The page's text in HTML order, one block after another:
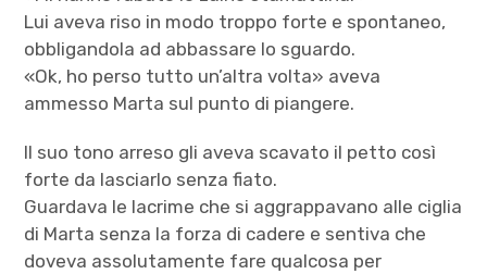
Lui aveva riso in modo troppo forte e spontaneo,
obbligandola ad abbassare lo sguardo.
«Ok, ho perso tutto un’altra volta» aveva
ammesso Marta sul punto di piangere.
Il suo tono arreso gli aveva scavato il petto così
forte da lasciarlo senza fiato.
Guardava le lacrime che si aggrappavano alle ciglia
di Marta senza la forza di cadere e sentiva che
doveva assolutamente fare qualcosa per